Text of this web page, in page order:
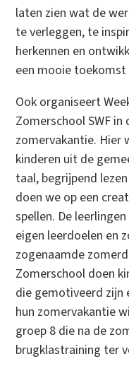
laten zien wat de
te verleggen, te
herkennen en
een mooie
Ook organiseert
Zomerschool SWF in
zomervakantie. Hier
kinderen uit de
taal, begrijpend
doen we op een
spellen. De
eigen leerdoelen en
zogenaamde
Zomerschool doen
die gemotiveerd zijn
hun zomervakantie
groep 8 die na de
brugklastraining ter